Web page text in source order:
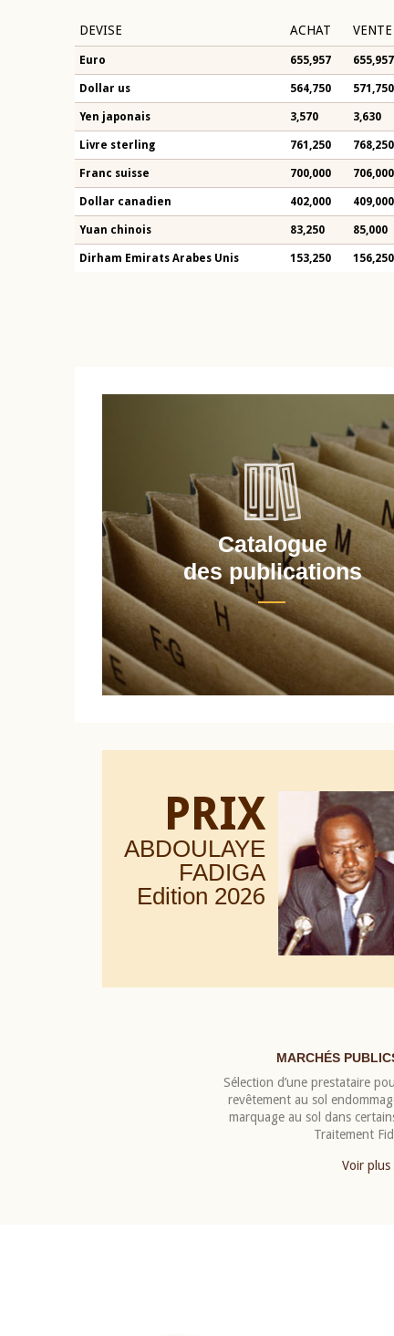
DEVISE ACHAT VENTE
Euro 655,957 655,957
Dollar us 564,750 571,750
Yen japonais 3,570 3,630
Livre sterling 761,250 768,250
Franc suisse 700,000 706,000
Dollar canadien 402,000 409,000
Yuan chinois 83,250 85,000
Dirham Emirats Arabes Unis 153,250 156,250
Catalogue
des publications
PRIX
ABDOULAYE
FADIGA
Edition 2026
MARCHÉS
Sélection d’une prestataire
revêtement au sol
marquage au sol dans
Traitement
Voir plus